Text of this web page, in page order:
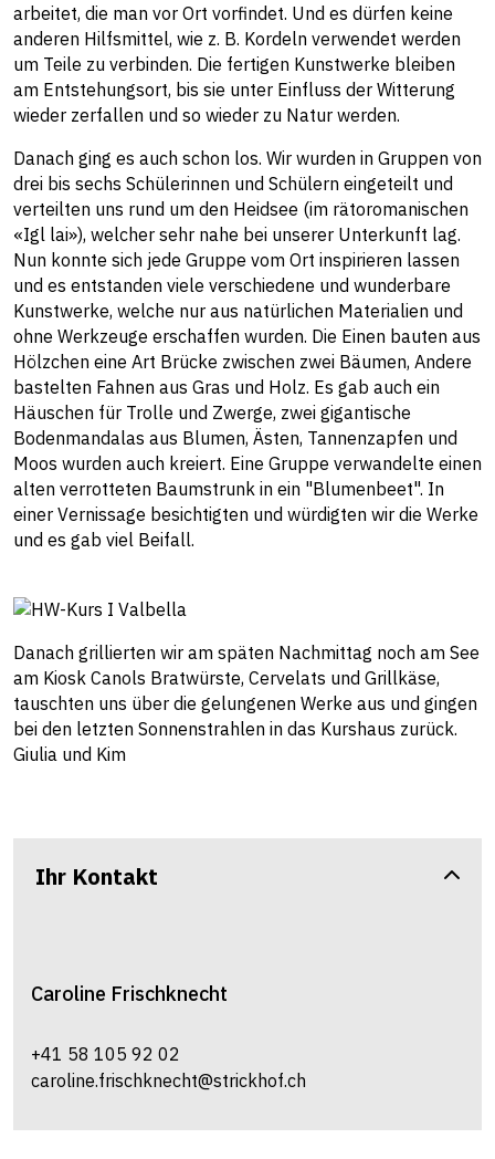
arbeitet, die man vor Ort vorfindet. Und es dürfen keine
anderen Hilfsmittel, wie z. B. Kordeln verwendet werden
um Teile zu verbinden. Die fertigen Kunstwerke bleiben
am Entstehungsort, bis sie unter Einfluss der Witterung
wieder zerfallen und so wieder zu Natur werden.
Danach ging es auch schon los. Wir wurden in Gruppen von
drei bis sechs Schülerinnen und Schülern eingeteilt und
verteilten uns rund um den Heidsee (im rätoromanischen
«Igl lai»), welcher sehr nahe bei unserer Unterkunft lag.
Nun konnte sich jede Gruppe vom Ort inspirieren lassen
und es entstanden viele verschiedene und wunderbare
Kunstwerke, welche nur aus natürlichen Materialien und
ohne Werkzeuge erschaffen wurden. Die Einen bauten aus
Hölzchen eine Art Brücke zwischen zwei Bäumen, Andere
bastelten Fahnen aus Gras und Holz. Es gab auch ein
Häuschen für Trolle und Zwerge, zwei gigantische
Bodenmandalas aus Blumen, Ästen, Tannenzapfen und
Moos wurden auch kreiert. Eine Gruppe verwandelte einen
alten verrotteten Baumstrunk in ein "Blumenbeet". In
einer Vernissage besichtigten und würdigten wir die Werke
und es gab viel Beifall.
Danach grillierten wir am späten Nachmittag noch am See
am Kiosk Canols Bratwürste, Cervelats und Grillkäse,
tauschten uns über die gelungenen Werke aus und gingen
bei den letzten Sonnenstrahlen in das Kurshaus zurück.
Giulia und Kim
Ihr Kontakt
Caroline Frischknecht
+41 58 105 92 02
caroline.frischknecht@strickhof.ch